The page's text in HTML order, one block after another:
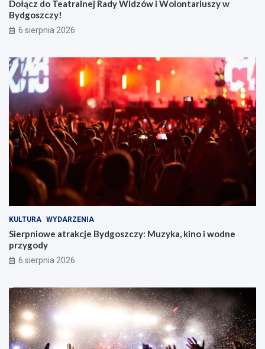
Dołącz do Teatralnej Rady Widzów i Wolontariuszy w
Bydgoszczy!
6 sierpnia 2026
KULTURA WYDARZENIA
Sierpniowe atrakcje Bydgoszczy: Muzyka, kino i wodne
przygody
6 sierpnia 2026